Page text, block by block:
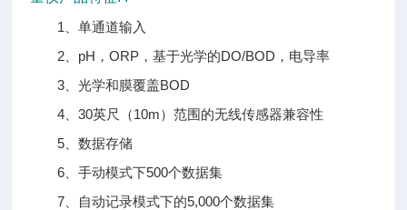
1、单通道输入
2、pH，ORP，基于光学的DO/BOD，电导率
3、光学和膜覆盖BOD
4、30英尺（10m）范围的无线传感器兼容性
5、数据存储
6、手动模式下500个数据集
7、自动记录模式下的5,000个数据集